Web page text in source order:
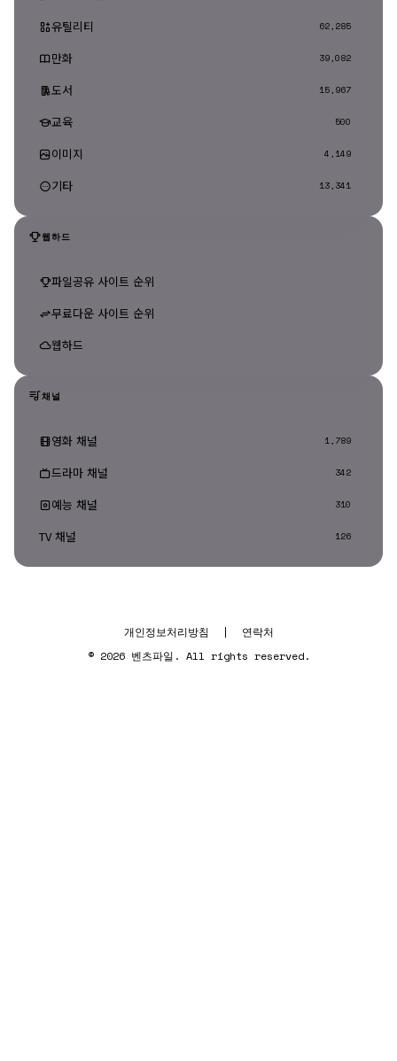
유틸리티 62,285
만화 39,082
도서 15,967
교육 500
이미지 4,149
기타 13,341
웹하드
파일공유 사이트 순위
무료다운 사이트 순위
웹하드
채널
영화 채널 1,789
드라마 채널 342
예능 채널 310
TV 채널 126
개인정보처리방침 |
연락처
© 2026 벤츠파일. All rights reserved.